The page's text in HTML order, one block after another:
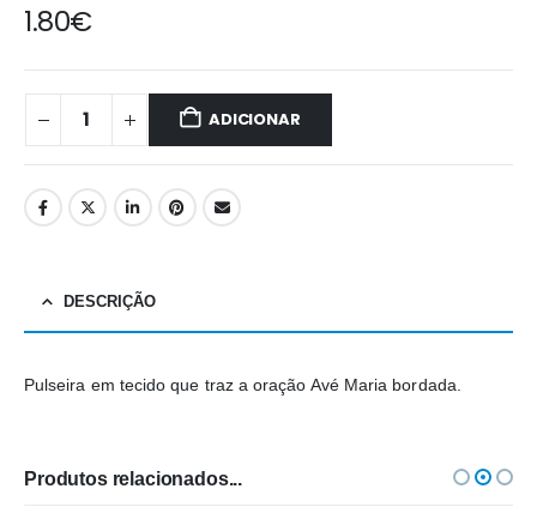
1.80€
ADICIONAR
DESCRIÇÃO
Pulseira em tecido que traz a oração Avé Maria bordada.
Produtos relacionados...